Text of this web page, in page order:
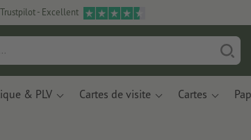
Trustpilot - Excellent
& PLV Cartes de visite Cartes